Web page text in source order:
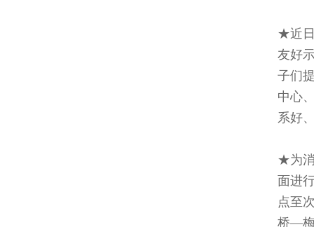
★近日
友好
子们
中心
系好
★为消
面进
点至
桥—梅